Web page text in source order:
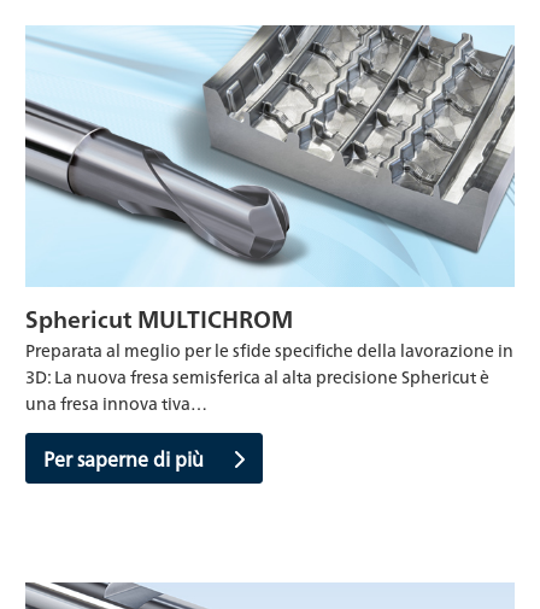
Sphericut MULTICHROM
Preparata al meglio per le sfide specifiche della lavorazione in
3D: La nuova fresa semisferica al alta precisione Sphericut è
una fresa innova tiva…
Per saperne di più